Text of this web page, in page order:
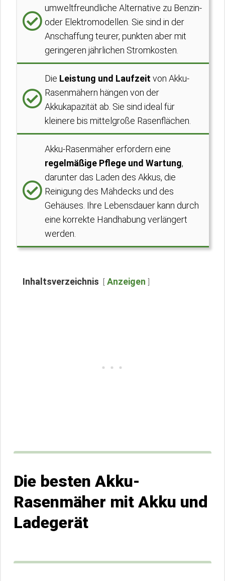
umweltfreundliche Alternative zu Benzin-
oder Elektromodellen. Sie sind in der
Anschaffung teurer, punkten aber mit
geringeren jährlichen Stromkosten.
Die Leistung und Laufzeit von Akku-
Rasenmähern hängen von der
Akkukapazität ab. Sie sind ideal für
kleinere bis mittelgroße Rasenflächen.
Akku-Rasenmäher erfordern eine
regelmäßige Pflege und Wartung,
darunter das Laden des Akkus, die
Reinigung des Mähdecks und des
Gehäuses. Ihre Lebensdauer kann durch
eine korrekte Handhabung verlängert
werden.
Inhaltsverzeichnis Anzeigen
Die besten Akku-
Rasenmäher mit Akku und
Ladegerät